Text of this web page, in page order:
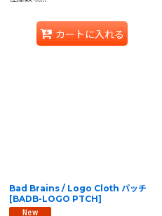
カートに入れる
Bad Brains / Logo Cloth パッチ
[BADB-LOGO PTCH]